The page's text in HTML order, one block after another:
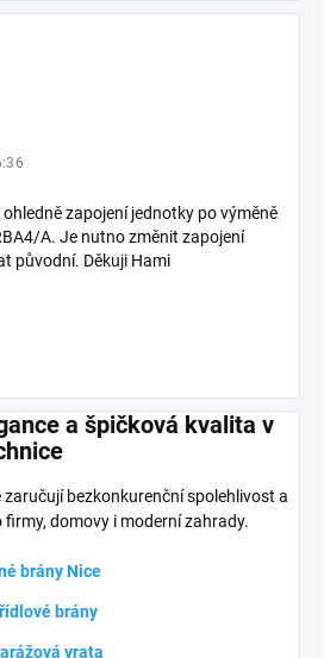
zapojení jednotky po výměně
A. Je nutno změnit zapojení
původní. Děkuji Hami
a špičková kvalita v
bezkonkurenční spolehlivost a
domovy i moderní zahrady.
brány Nice
brány
vrata